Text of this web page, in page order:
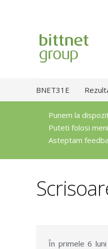
BNET31E
Punem la
Puteti folosi
Asteptam
În primele 6